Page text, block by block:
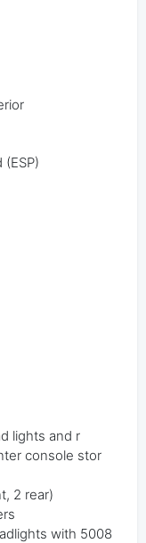
lights and r
console stor
2 rear)
with 5008